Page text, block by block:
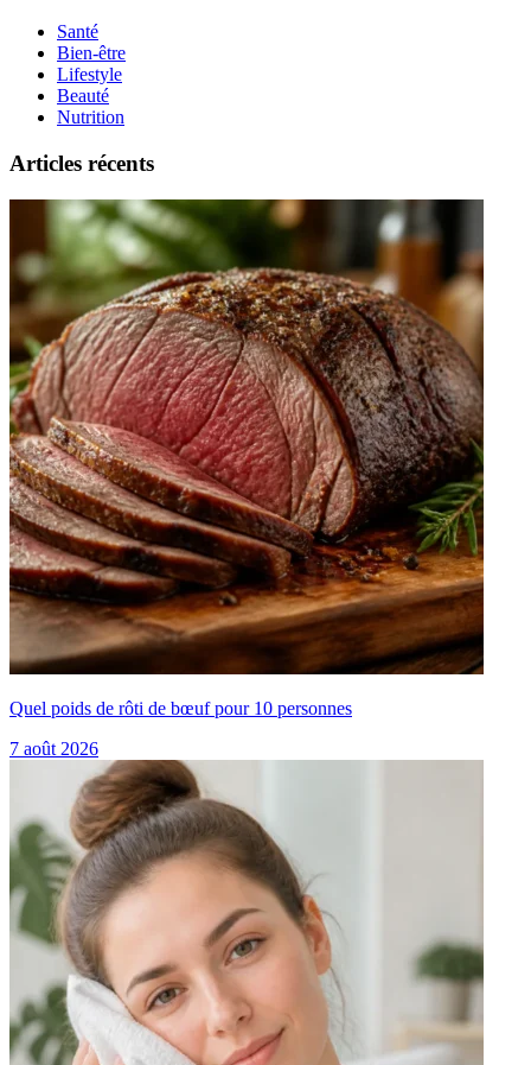
Santé
Bien-être
Lifestyle
Beauté
Nutrition
Articles récents
Quel poids de rôti de bœuf pour 10 personnes
7 août 2026